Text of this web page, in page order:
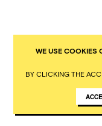
WE USE COOKIES
BY CLICKING THE